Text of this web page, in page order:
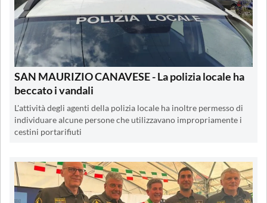
SAN MAURIZIO CANAVESE - La polizia locale ha
beccato i vandali
L'attività degli agenti della polizia locale ha inoltre permesso di
individuare alcune persone che utilizzavano impropriamente i
cestini portarifiuti